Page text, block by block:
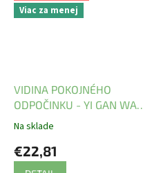
Viac za menej
VIDINA POKOJNÉHO
ODPOČINKU - YI GAN WAN
- TCM Herbs
Na sklade
€22,81